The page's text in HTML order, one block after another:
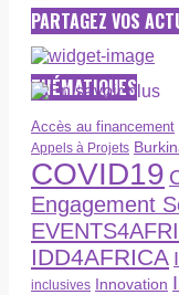
PARTAGEZ VOS
THÉMATIQUES
Accès au financement
Appels à Projets
COVID19
Engagement
IDD4AFRICA
inclusives Innovation